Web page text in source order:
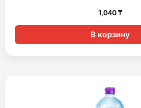
1,040₸
В корзину